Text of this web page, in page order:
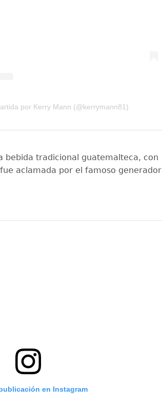
por Kerry Mann (@kerrymann81)
bebida tradicional guatemalteca, con
aclamada por el famoso generador
en Instagram